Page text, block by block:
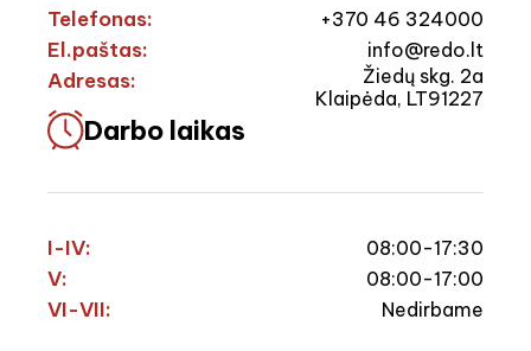
Telefonas: +370 46 324000
El.paštas: info@redo.lt
Adresas:
Žiedų skg. 2a
Klaipėda, LT91227
Darbo laikas
I-IV: 08:00-17:30
V: 08:00-17:00
VI-VII: Nedirbame